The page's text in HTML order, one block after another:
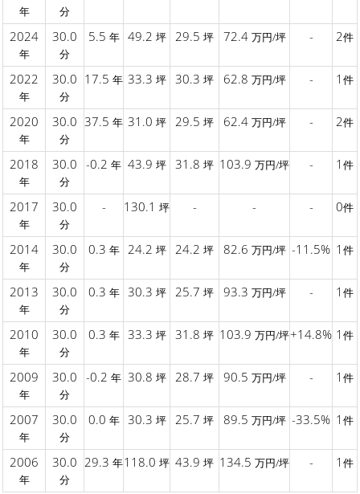
年 分
2024
年
30.0
分
5.5 年 49.2 坪 29.5 坪 72.4 万円/坪 - 2件
2022
年
30.0
分
17.5 年 33.3 坪 30.3 坪 62.8 万円/坪 - 1 件
2020
年
30.0
分
37.5 年 31.0 坪 29.5 坪 62.4 万円/坪 - 2件
2018
年
30.0
分
-0.2 年 43.9 坪 31.8 坪 103.9 万円/坪 - 1 件
2017
年
30.0
分
- 130.1 坪 - - - 0件
2014
年
30.0
分
0.3 年 24.2 坪 24.2 坪 82.6 万円/坪 -11.5% 1 件
2013
年
30.0
分
0.3 年 30.3 坪 25.7 坪 93.3 万円/坪 - 1 件
2010
年
30.0
分
0.3 年 33.3 坪 31.8 坪 103.9 万円/坪+14.8% 1 件
2009
年
30.0
分
-0.2 年 30.8 坪 28.7 坪 90.5 万円/坪 - 1 件
2007
年
30.0
分
0.0 年 30.3 坪 25.7 坪 89.5 万円/坪 -33.5% 1 件
2006
年
30.0
分
29.3 年118.0 坪 43.9 坪 134.5 万円/坪 - 1 件